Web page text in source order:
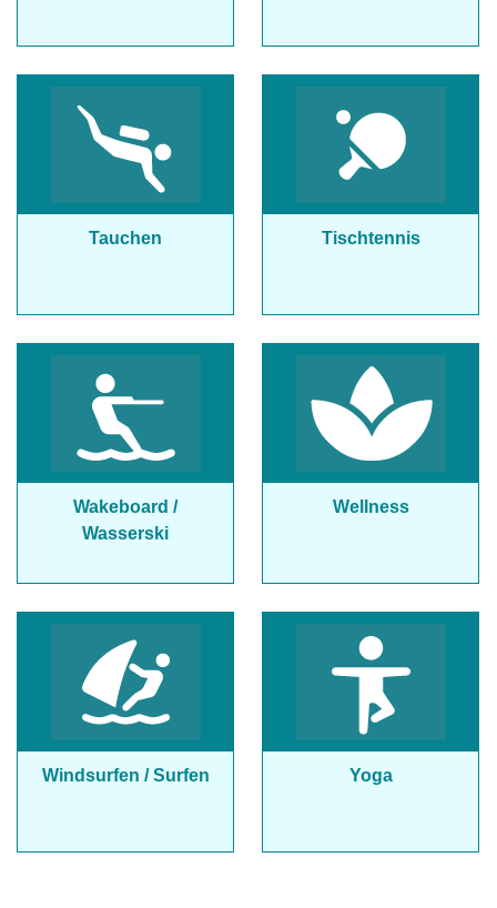
Tauchen Tischtennis
Wakeboard /
Wasserski
Wellness
Windsurfen / Surfen Yoga